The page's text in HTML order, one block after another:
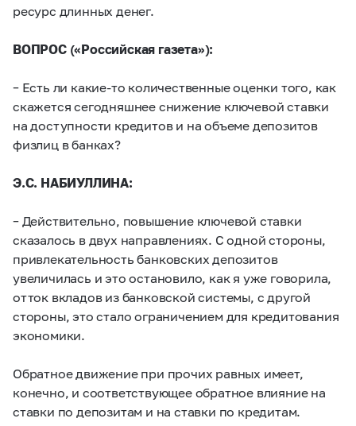
ресурс длинных денег.
ВОПРОС («Российская газета»):
– Есть ли какие-то количественные оценки того, как
скажется сегодняшнее снижение ключевой ставки
на доступности кредитов и на объеме депозитов
физлиц в банках?
Э.С. НАБИУЛЛИНА:
– Действительно, повышение ключевой ставки
сказалось в двух направлениях. С одной стороны,
привлекательность банковских депозитов
увеличилась и это остановило, как я уже говорила,
отток вкладов из банковской системы, с другой
стороны, это стало ограничением для кредитования
экономики.
Обратное движение при прочих равных имеет,
конечно, и соответствующее обратное влияние на
ставки по депозитам и на ставки по кредитам.